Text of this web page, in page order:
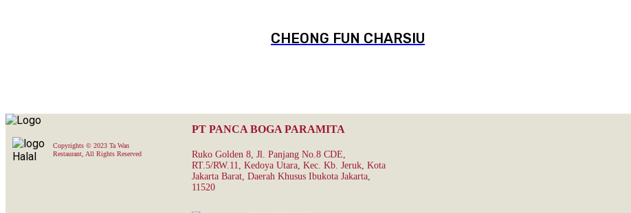
CHEONG FUN CHARSIU
Copyrights © 2023 Ta Wan
Restaurant, All Rights Reserved
PT PANCA BOGA PARAMITA
Ruko Golden 8, Jl. Panjang No.8 CDE,
RT.5/RW.11, Kedoya Utara, Kec. Kb. Jeruk, Kota
Jakarta Barat, Daerah Khusus Ibukota Jakarta,
11520